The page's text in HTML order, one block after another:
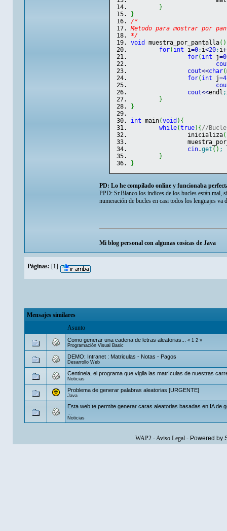
}
}
/*
Metodo para mostrar por
*/
void
muestra_por_pantalla( )
for( int i=0; i<20; i
for( int j=0
cout<<char(
for( int j=4
cout<<endl ;
}
}
int main(void ) {
while(true) { //
		inicializa
(
cin.get ( ) ;
}
}
PD: Lo he compilado online y funcionaba
PPD: Sr.Blanco los indices de los bucles están mal,
numeración de bucles en casi todos los lenguajes va
Mi blog personal con algunas cosicas de Java
Páginas: [1]
Mensajes similares
Asunto
Como generar una cadena de letras aleatorias... «1 2»
Programación Visual Basic
DEMO: Intranet : Matriculas - Notas - Pagos
Desarrollo Web
Centinela, el programa que vigila las matrículas de nuestras
Noticias
Problema de generar palabras aleatorias [URGENTE]
Java
Esta web te permite generar caras aleatorias basadas en IA de
...
Noticias
WAP2-Aviso Legal- Powered by